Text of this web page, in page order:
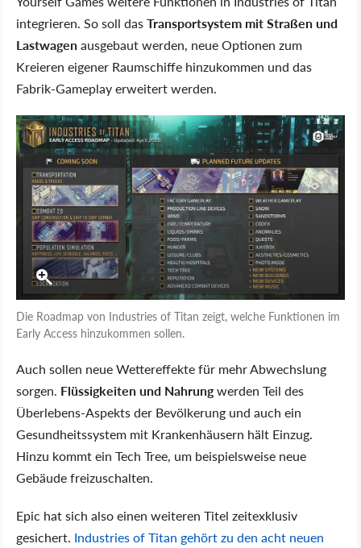
integrieren. So soll dasTransportsystem mit Straßen und
Lastwagenausgebaut werden, neue Optionen zum
Kreieren eigener Raumschiffe hinzukommen und das
Fabrik-Gameplay erweitert werden.
Die Roadmap von Industries of Titan zeigt, welche Funktionen im
Early Access hinzukommen sollen.
Auch sollen neue Wettereffekte für mehr Abwechslung
sorgen. Flüssigkeiten und Nahrungwerden Teil des
Überlebens-Aspekts der Bevölkerung und auch ein
Gesundheitssystem mit Krankenhäusern hält Einzug.
Hinzu kommt ein Tech Tree, um beispielsweise neue
Gebäude freizuschalten.
Epic hat sich also einen weiteren Titel zeitexklusiv
gesichert. Industries of Titan gehört zu den acht neuen